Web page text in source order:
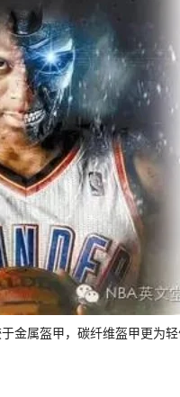
金属盔甲，碳纤维盔甲更为